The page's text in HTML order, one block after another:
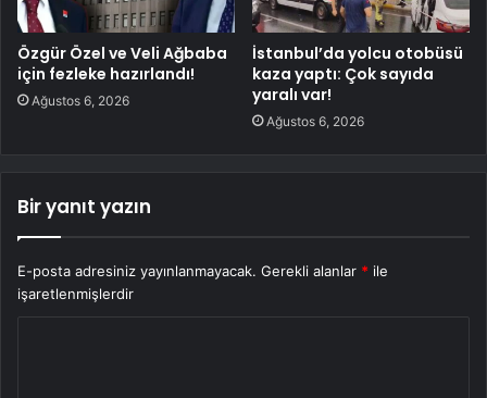
Özgür Özel ve Veli Ağbaba
için fezleke hazırlandı!
Ağustos 6, 2026
İstanbul’da yolcu otobüsü
kaza yaptı: Çok sayıda
yaralı var!
Ağustos 6, 2026
Bir yanıt yazın
E-posta adresiniz yayınlanmayacak. Gerekli alanlar * ile
işaretlenmişlerdir